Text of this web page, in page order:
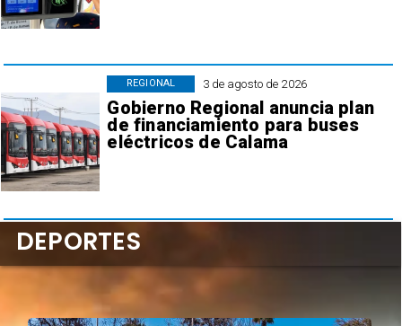
3 de agosto de 2026
Gobierno Regional anuncia plan
de financiamiento para buses
eléctricos de Calama
REGIONAL
DEPORTES